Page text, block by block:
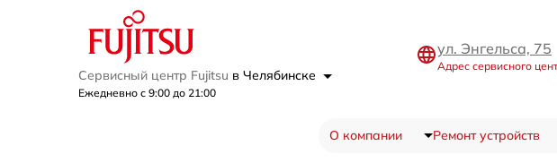
Сервисный центр Fujitsu в Челябинске
Ежедневно с 9:00 до 21:00
ул. Энгельса, 75
Адрес сервисного
О компании Ремонт устройств